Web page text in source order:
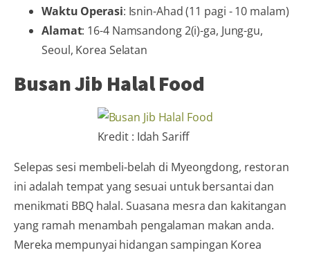
Waktu Operasi: Isnin-Ahad (11 pagi - 10 malam)
Alamat: 16-4 Namsandong 2(i)-ga, Jung-gu,
Seoul, Korea Selatan
Busan Jib Halal Food
Kredit : Idah Sariff
Selepas sesi membeli-belah di Myeongdong, restoran
ini adalah tempat yang sesuai untuk bersantai dan
menikmati BBQ halal. Suasana mesra dan kakitangan
yang ramah menambah pengalaman makan anda.
Mereka mempunyai hidangan sampingan Korea